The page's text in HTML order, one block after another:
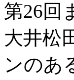
第26回
大井松
ンのあ